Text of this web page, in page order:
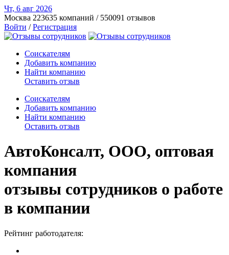
Чт, 6 авг 2026
Москва 223635 компаний / 550091 отзывов
Войти /Регистрация
Соискателям
Добавить компанию
Найти компанию
Оставить отзыв
Соискателям
Добавить компанию
Найти компанию
Оставить отзыв
АвтоКонсалт, ООО, оптовая
компания
отзывы сотрудников о работе
в компании
Рейтинг работодателя: